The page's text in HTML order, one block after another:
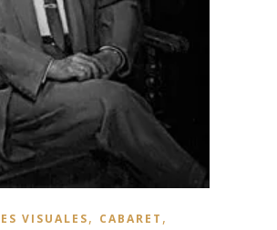
VISUALES, CABARET ,